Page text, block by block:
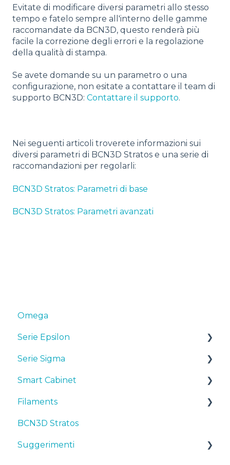
Evitate di modificare diversi parametri allo stesso
tempo e fatelo sempre all'interno delle gamme
raccomandate da BCN3D, questo renderà più
facile la correzione degli errori e la regolazione
della qualità di stampa.
Se avete domande su un parametro o una
configurazione, non esitate a contattare il team di
supporto BCN3D: Contattare il supporto.
Nei seguenti articoli troverete informazioni sui
diversi parametri di BCN3D Stratos e una serie di
raccomandazioni per regolarli:
BCN3D Stratos: Parametri di base
BCN3D Stratos: Parametri avanzati
Omega
Serie Epsilon
Manuali & Downloads
Primi passi
Manutenzione
Consigli
Risoluzione dei problemi
Serie Sigma
Manuali & downloads
Primi passi
Manutenzione
Consigli
Smart Cabinet
Manuals & Downloads
First steps
Maintenance
Filaments
Suggerimenti
TPU
BCN3D Stratos
Suggerimenti